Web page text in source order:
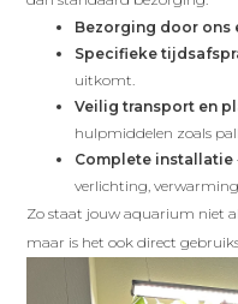
Bezorging door ons
Specifieke
uitkomt.
Veilig transport en
hulpmiddelen zoals
Complete installatie
verlichting, verwarming
Zo staat jouw aquarium niet
maar is het ook direct